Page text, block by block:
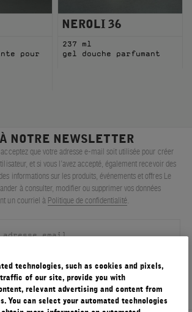
pour
NEROLI 36
237 ml
gel douche parfumant
NOTRE NEWSLETTER
acceptez que votre adresse e-mail soit utilisée pour créer
et si vous l’avez accepté, également recevoir des
informations sur les produits, événements et offres Le
à consulter, modifier ou supprimer vos données
un courriel à Politique de confidentialité
S'ENREGISTRER
technologies, such as cookies and pixels,
of our site, provide you with
relevant advertising and content from
You can select your automated technologies